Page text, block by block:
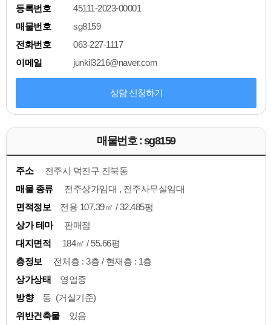
등록번호
45111-2023-00001
매물번호
sg8159
전화번호
063-227-1117
이메일
junkil3216@naver.com
상담 신청하기
매물번호 : sg8159
주소
전주시 덕진구 진북동
매물 종류
전주상가임대 , 전주사무실임대
면적정보
전용 107.39㎡ / 32.485평
상가 테마
판매점
대지면적
184㎡ / 55.66평
층정보
전체층 : 3층 / 현재층 : 1층
상가상태
영업중
방향
동 (거실기준)
위반건축물
있음